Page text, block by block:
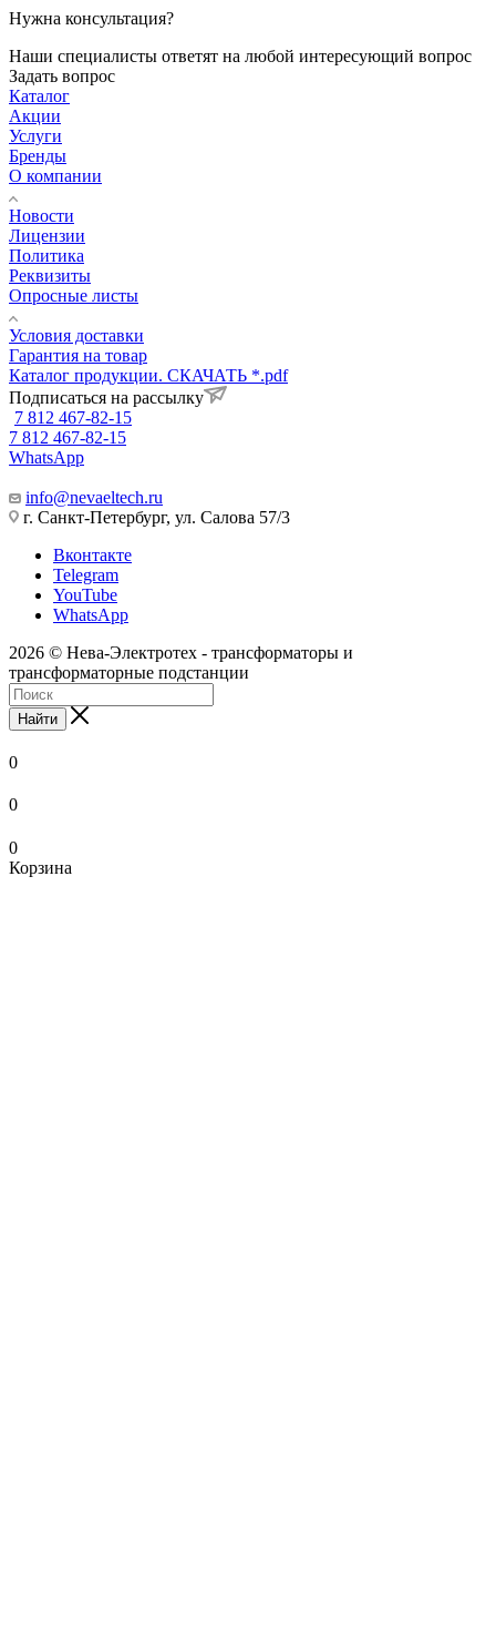
Нужна консультация?
Наши специалисты ответят на любой интересующий вопрос
Задать вопрос
Каталог
Акции
Услуги
Бренды
О компании
Новости
Лицензии
Политика
Реквизиты
Опросные листы
Условия доставки
Гарантия на товар
Каталог продукции. СКАЧАТЬ *.pdf
Подписаться на рассылку
7 812 467-82-15
7 812 467-82-15
WhatsApp
info@nevaeltech.ru
г. Санкт-Петербург, ул. Салова 57/3
Вконтакте
Telegram
YouTube
WhatsApp
2026 © Нева-Электротех - трансформаторы и
трансформаторные подстанции
Найти
0
0
0
Корзина